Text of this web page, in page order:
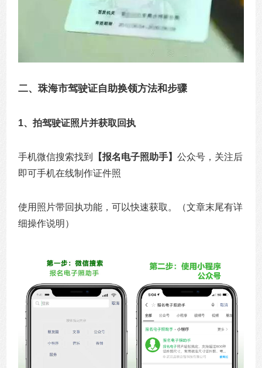
二、珠海市驾驶证自助换领方法和步骤
1、拍驾驶证照片并获取回执
手机微信搜索找到 【报名电子照助手】公众号，关注后
即可手机在线制作证件照
使用照片带回执功能，可以快速获取。（文章末尾有详
细操作说明）